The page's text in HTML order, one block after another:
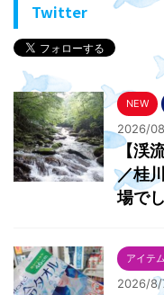
Twitter
NEW
2026/
【渓
／桂
場で
アイテ
2026/8/